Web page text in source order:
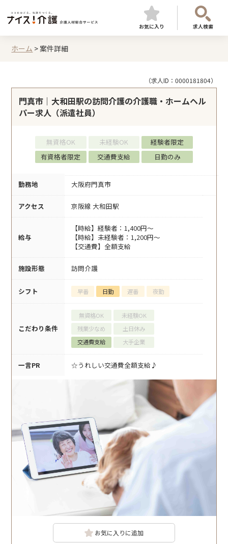
お気に入り 求人検索
ホーム >案件詳細
（求人ID：0000181804）
門真市｜大和田駅の訪問介護の介護職・ホームヘル
パー求人（派遣社員）
無資格OK 未経験OK
経験者限定
有資格者限定
交通費支給 日勤のみ
勤務地 大阪府門真市
アクセス 京阪線 大和田駅
給与
【時給】経験者：1,400円～
【時給】未経験者：1,200円～
【交通費】全額支給
施設形態 訪問介護
シフト 早番 日勤 遅番 夜勤
こだわり条件
無資格OK
未経験OK
残業少なめ
土日休み
交通費支給
大手企業
一言PR ☆うれしい交通費全額支給♪
お気に入りに追加